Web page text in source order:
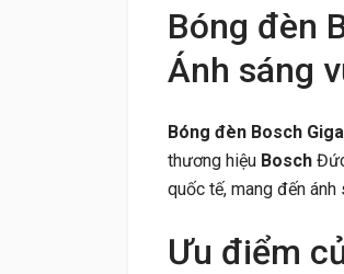
Bóng đèn
Ánh sáng
Bóng đèn Bosch
thương hiệu Bosch
quốc tế, mang đến
Ưu điểm